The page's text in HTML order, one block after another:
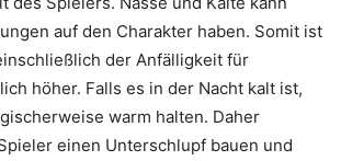
auf den Charakter haben. Somit ist
der Anfälligkeit für
höher. Falls es in der Nacht kalt ist,
warm halten. Daher
einen Unterschlupf bauen und